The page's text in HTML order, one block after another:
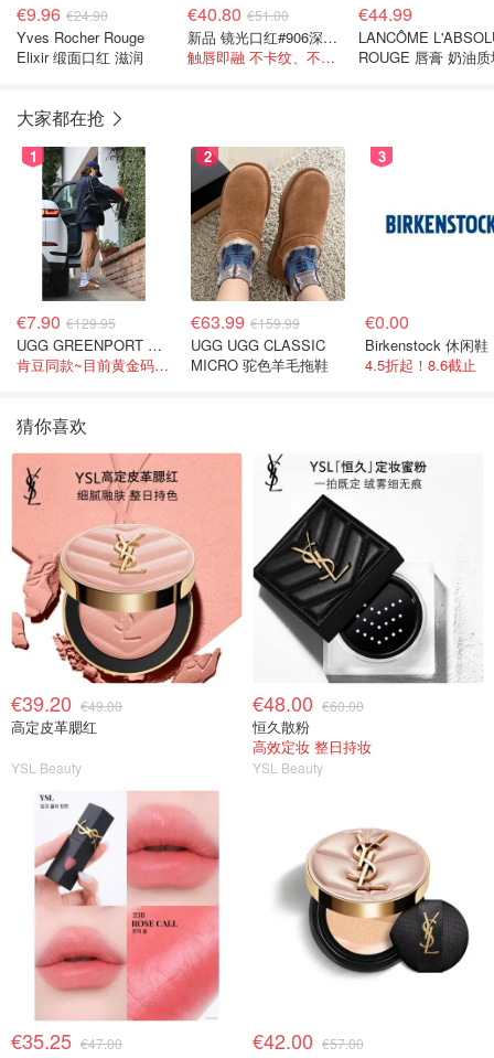
€9.96 €24.90
Yves Rocher Rouge
Elixir 缎面口红 滋润
€40.80 €51.00
新品 镜光口红#906深邃酒红
触唇即融 不卡纹、不拔干
€44.99
LANCÔME
ROUGE 唇膏 奶油
大家都在抢
1
€7.90 €129.95
UGG GREENPORT 室内拖鞋 棕色
肯豆同款~目前黄金码都在
2
€63.99 €159.99
UGG UGG CLASSIC
MICRO 驼色羊毛拖鞋
3
€0.00
Birkenstock 休闲鞋
4.5折起！8.6截止
猜你喜欢
€39.20 €49.00
高定皮革腮红
YSL Beauty
€48.00 €60.00
恒久散粉
高效定妆 整日持妆
YSL Beauty
€35.25 €47.00 €42.00 €57.00